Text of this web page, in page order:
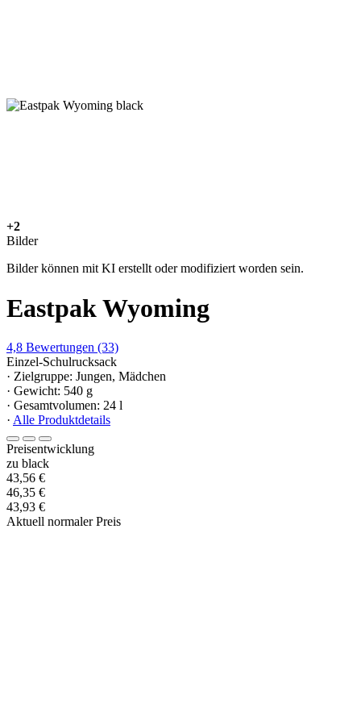
+2
Bilder
Bilder können mit KI erstellt oder modifiziert worden sein.
Eastpak Wyoming
4,8 Bewertungen (33)
Einzel-Schulrucksack
· Zielgruppe: Jungen, Mädchen
· Gewicht: 540 g
· Gesamtvolumen: 24 l
· Alle Produktdetails
Preisentwicklung
zu black
43,56 €
46,35 €
43,93 €
Aktuell normaler Preis